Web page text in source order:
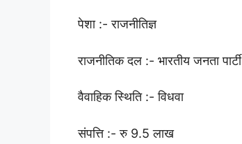
पेशा :- राजनीतिज्ञ
राजनीतिक दल :- भारतीय जनता पार्टी
वैवाहिक स्थिति :- विधवा
संपत्ति :- रु 9.5 लाख